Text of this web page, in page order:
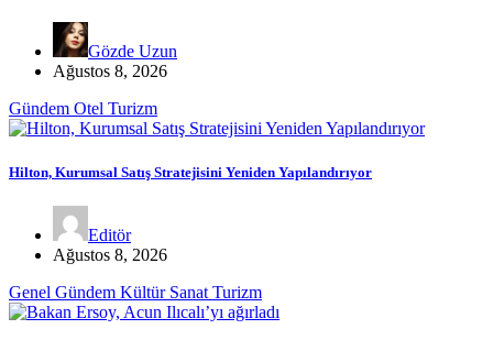
Gözde Uzun
Ağustos 8, 2026
Gündem Otel Turizm
Hilton, Kurumsal Satış Stratejisini Yeniden Yapılandırıyor
Editör
Ağustos 8, 2026
Genel Gündem Kültür Sanat Turizm